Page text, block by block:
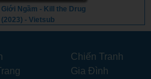
Giới Ngầm - Kill the Drug
- Vietsub
Chiến Tranh
Gia Đình